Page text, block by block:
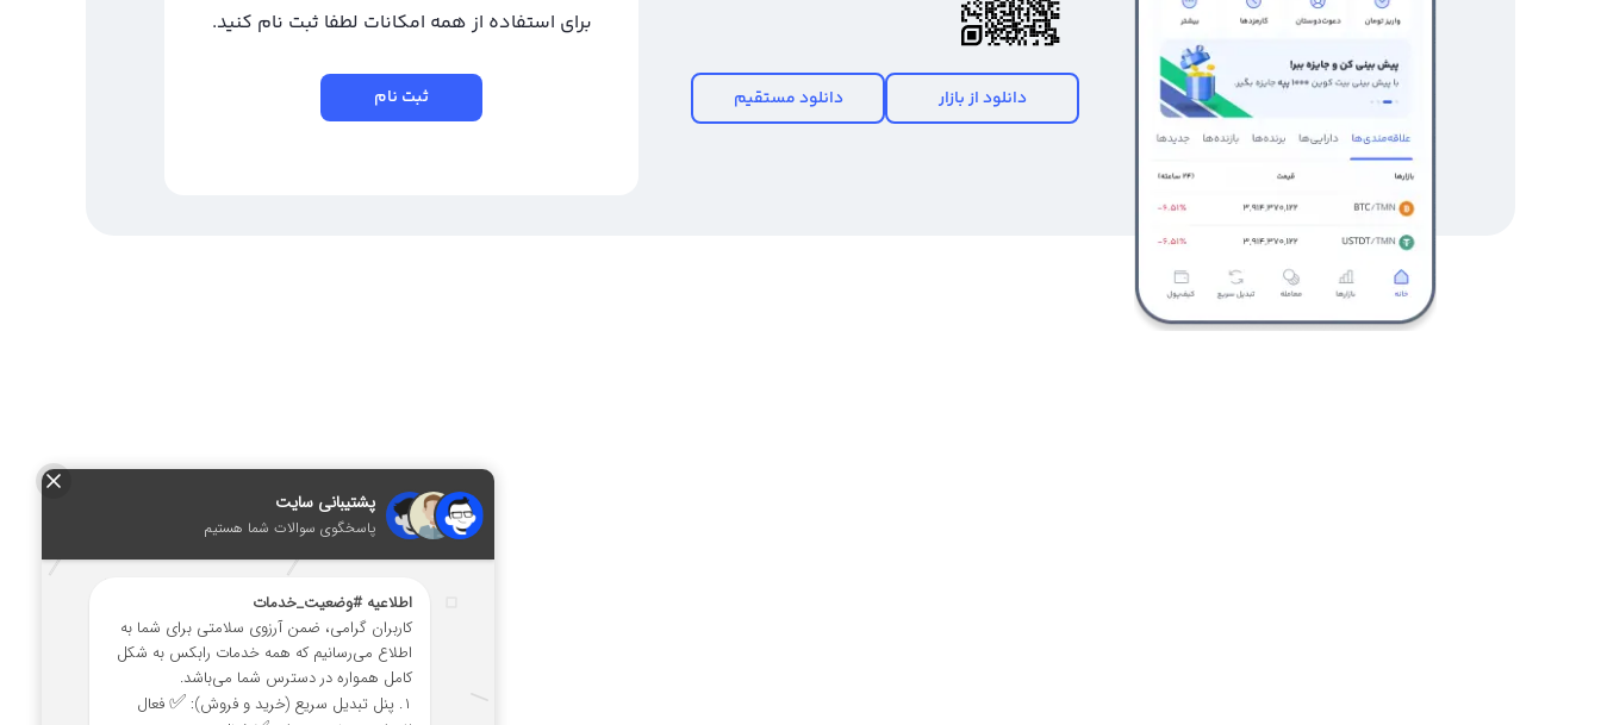
دانلود از بازار دانلود مستقیم
برای استفاده از همه امکانات لطفا ثبت نام کنید.
ثبت نام